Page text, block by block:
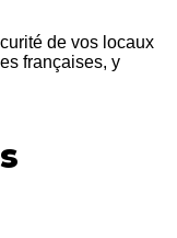
de vos locaux
françaises, y